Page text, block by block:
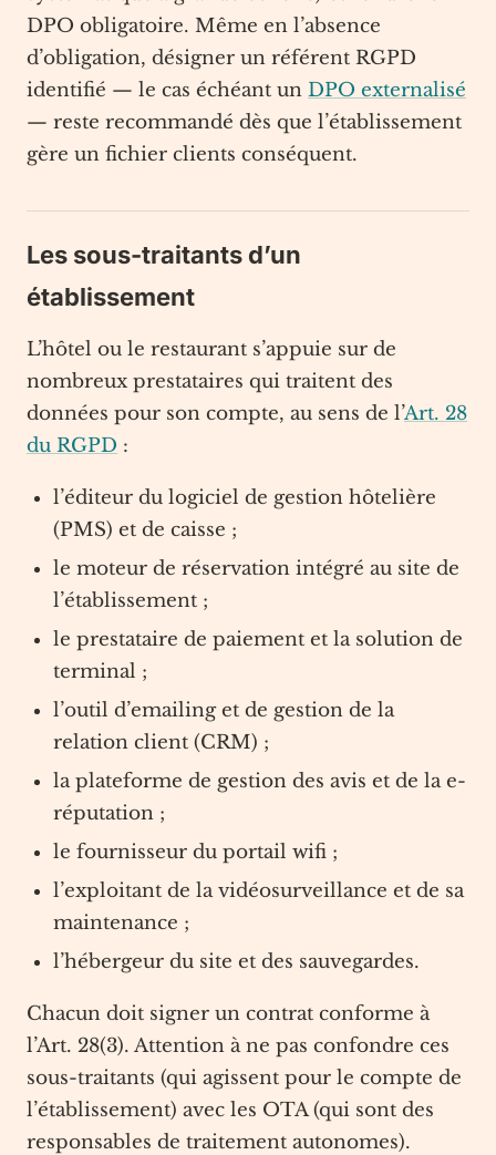
DPO obligatoire. Même en l’absence
d’obligation, désigner un référent RGPD
identifié — le cas échéant un DPO externalisé
— reste recommandé dès que l’établissement
gère un fichier clients conséquent.
Les sous-traitants d’un
établissement
L’hôtel ou le restaurant s’appuie sur de
nombreux prestataires qui traitent des
données pour son compte, au sens de l’Art. 28
du RGPD :
l’éditeur du logiciel de gestion hôtelière
(PMS) et de caisse ;
le moteur de réservation intégré au site de
l’établissement ;
le prestataire de paiement et la solution de
terminal ;
l’outil d’emailing et de gestion de la
relation client (CRM) ;
la plateforme de gestion des avis et de la e-
réputation ;
le fournisseur du portail wifi ;
l’exploitant de la vidéosurveillance et de sa
maintenance ;
l’hébergeur du site et des sauvegardes.
Chacun doit signer un contrat conforme à
l’Art. 28(3). Attention à ne pas confondre ces
sous-traitants (qui agissent pour le compte de
l’établissement) avec les OTA (qui sont des
responsables de traitement autonomes).